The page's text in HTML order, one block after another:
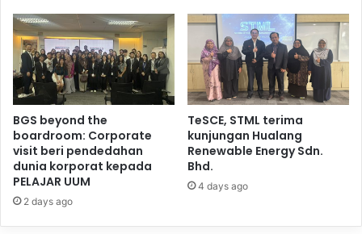
BGS beyond the
boardroom: Corporate
visit beri pendedahan
dunia korporat kepada
PELAJAR UUM
2 days ago
TeSCE, STML terima
kunjungan Hualang
Renewable Energy Sdn.
Bhd.
4 days ago